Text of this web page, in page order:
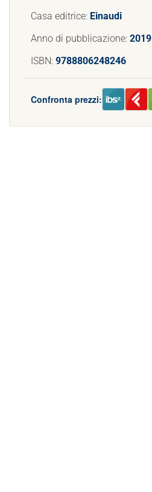
Casa editrice: Einaudi
Anno di pubblicazione: 2019
ISBN: 9788806248246
Confronta prezzi: